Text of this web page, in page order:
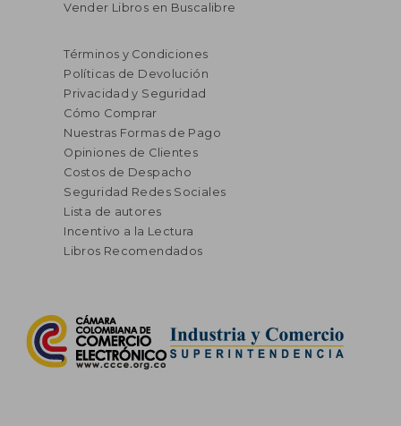
45%
dcto. $ 64.248
Vender Libros en Buscalibre
Términos y Condiciones
Políticas de Devolución
Privacidad y Seguridad
Cómo Comprar
Nuestras Formas de Pago
Opiniones de Clientes
Costos de Despacho
Seguridad Redes Sociales
Lista de autores
Incentivo a la Lectura
Libros Recomendados